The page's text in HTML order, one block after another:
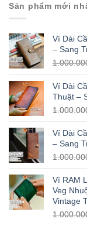
Sản phẩm mới
Ví Dài
– Sang
Ví Dài
Thuật –
Ví Dài
– Sang
Ví RAM
Veg
Vintage